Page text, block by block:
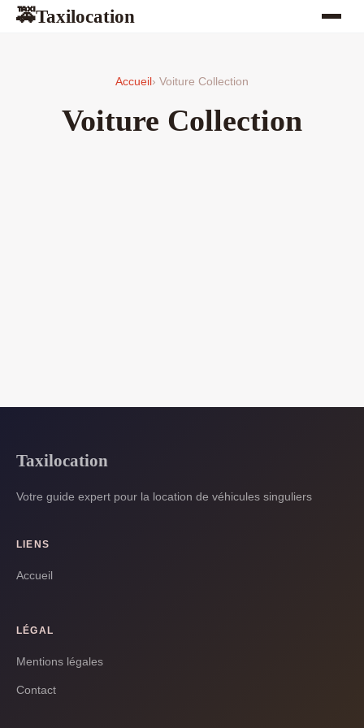
🚕Taxilocation
Accueil › Voiture Collection
Voiture Collection
Taxilocation
Votre guide expert pour la location de véhicules singuliers
LIENS
Accueil
LÉGAL
Mentions légales
Contact